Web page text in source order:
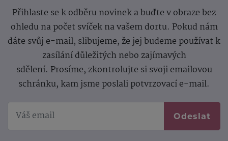
Přihlaste se k odběru novinek a buďte v obraze bez
ohledu na počet svíček na vašem dortu. Pokud nám
dáte svůj e-mail, slibujeme, že jej budeme používat k
zasílání důležitých nebo zajímavých
sdělení. Prosíme, zkontrolujte si svoji emailovou
schránku, kam jsme poslali potvrzovací e-mail.
Odeslat